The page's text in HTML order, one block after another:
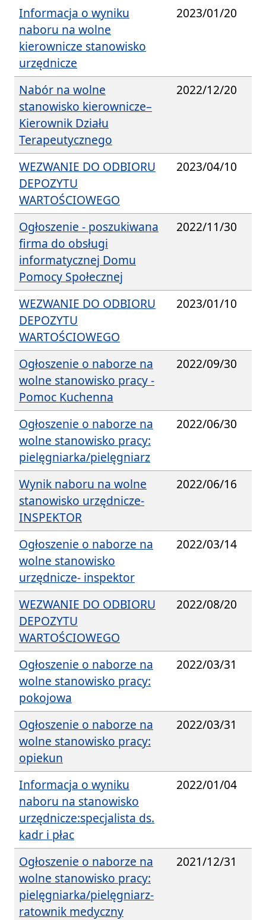
Informacja o wyniku
naboru na wolne
kierownicze stanowisko
urzędnicze
2023/01/20
Nabór na wolne
stanowisko kierownicze–
Kierownik Działu
Terapeutycznego
2022/12/20
WEZWANIE DO ODBIORU
DEPOZYTU
WARTOŚCIOWEGO
2023/04/10
Ogłoszenie - poszukiwana
firma do obsługi
informatycznej Domu
Pomocy Społecznej
2022/11/30
WEZWANIE DO ODBIORU
DEPOZYTU
WARTOŚCIOWEGO
2023/01/10
Ogłoszenie o naborze na
wolne stanowisko pracy -
Pomoc Kuchenna
2022/09/30
Ogłoszenie o naborze na
wolne stanowisko pracy:
pielęgniarka/pielęgniarz
2022/06/30
Wynik naboru na wolne
stanowisko urzędnicze-
INSPEKTOR
2022/06/16
Ogłoszenie o naborze na
wolne stanowisko
urzędnicze- inspektor
2022/03/14
WEZWANIE DO ODBIORU
DEPOZYTU
WARTOŚCIOWEGO
2022/08/20
Ogłoszenie o naborze na
wolne stanowisko pracy:
pokojowa
2022/03/31
Ogłoszenie o naborze na
wolne stanowisko pracy:
opiekun
2022/03/31
Informacja o wyniku
naboru na stanowisko
urzędnicze:specjalista ds.
kadr i płac
2022/01/04
Ogłoszenie o naborze na
wolne stanowisko pracy:
pielęgniarka/pielęgniarz-
ratownik medyczny
2021/12/31